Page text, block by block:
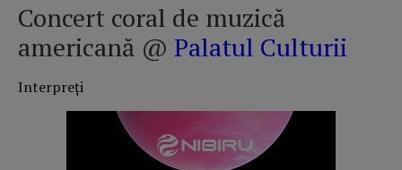
Concert coral de muzică
americană @ Palatul Culturii
Interpreţi